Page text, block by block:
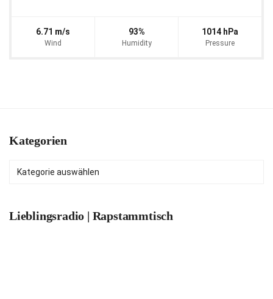
6.71 m/s
Wind
93%
Humidity
1014 hPa
Pressure
Kategorien
Lieblingsradio | Rapstammtisch